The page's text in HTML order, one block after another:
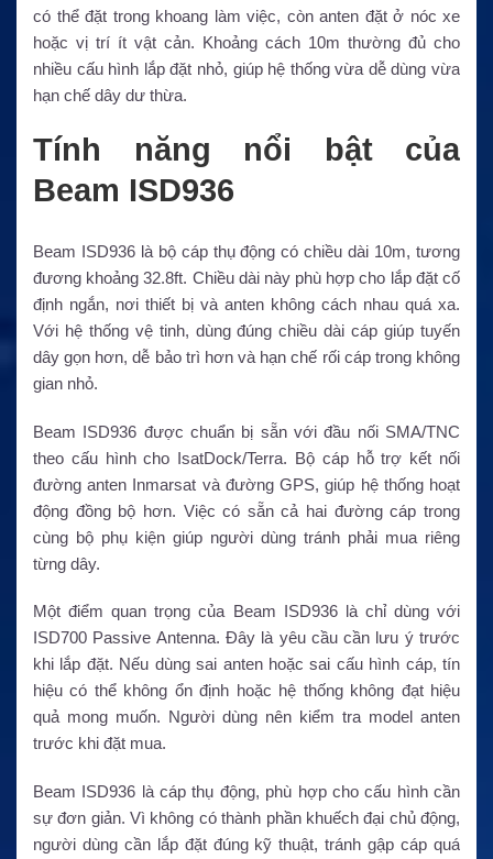
có thể đặt trong khoang làm việc, còn anten đặt ở nóc xe
hoặc vị trí ít vật cản. Khoảng cách 10m thường đủ cho
nhiều cấu hình lắp đặt nhỏ, giúp hệ thống vừa dễ dùng vừa
hạn chế dây dư thừa.
Tính năng nổi bật của
Beam ISD936
Beam ISD936 là bộ cáp thụ động có chiều dài 10m, tương
đương khoảng 32.8ft. Chiều dài này phù hợp cho lắp đặt cố
định ngắn, nơi thiết bị và anten không cách nhau quá xa.
Với hệ thống vệ tinh, dùng đúng chiều dài cáp giúp tuyến
dây gọn hơn, dễ bảo trì hơn và hạn chế rối cáp trong không
gian nhỏ.
Beam ISD936 được chuẩn bị sẵn với đầu nối SMA/TNC
theo cấu hình cho IsatDock/Terra. Bộ cáp hỗ trợ kết nối
đường anten Inmarsat và đường GPS, giúp hệ thống hoạt
động đồng bộ hơn. Việc có sẵn cả hai đường cáp trong
cùng bộ phụ kiện giúp người dùng tránh phải mua riêng
từng dây.
Một điểm quan trọng của Beam ISD936 là chỉ dùng với
ISD700 Passive Antenna. Đây là yêu cầu cần lưu ý trước
khi lắp đặt. Nếu dùng sai anten hoặc sai cấu hình cáp, tín
hiệu có thể không ổn định hoặc hệ thống không đạt hiệu
quả mong muốn. Người dùng nên kiểm tra model anten
trước khi đặt mua.
Beam ISD936 là cáp thụ động, phù hợp cho cấu hình cần
sự đơn giản. Vì không có thành phần khuếch đại chủ động,
người dùng cần lắp đặt đúng kỹ thuật, tránh gập cáp quá